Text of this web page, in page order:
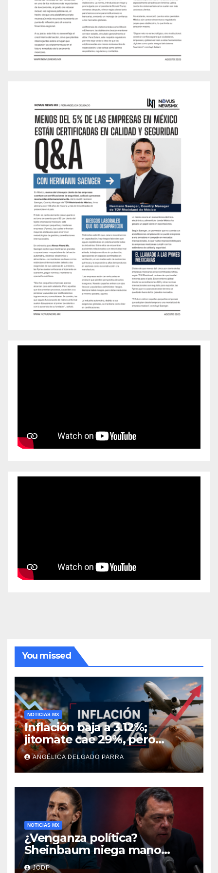
You missed
NOTICIAS MX
Inflación baja a 3.12%;
jitomate cae 29%, pero
cebolla y vuelos se
encarecen
ANGÉLICA DELGADO PARRA
NOTICIAS MX
¿Venganza política?
Sheinbaum niega mano
negra en captura de Ángel
JODP